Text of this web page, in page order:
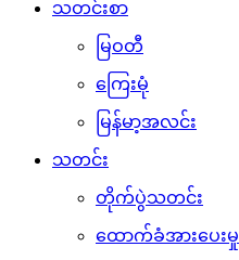
သတင်းစာ
မြဝတီ
ကြေးမုံ
မြန်မာ့အလင်း
သတင်း
တိုက်ပွဲသတင်း
ထောက်ခံအားပေးမှု